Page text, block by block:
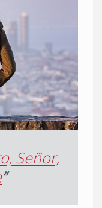
Señor,
”